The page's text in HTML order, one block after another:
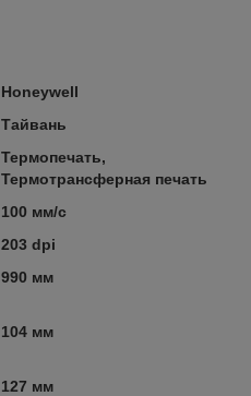
Honeywell
Тайвань
Термопечать,
Термотрансферная печать
100 мм/с
203 dpi
990 мм
104 мм
127 мм